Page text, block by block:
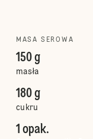
MASA SEROWA
150 g
masła
180 g
cukru
1 opak.